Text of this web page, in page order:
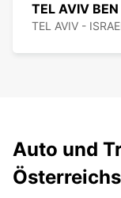
TEL AVIV
TEL AVIV -
Auto und